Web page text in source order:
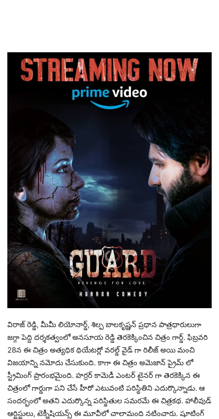
విరాజ్ రెడ్డి, మీమీ లియోనార్డ్, శిల్ప బాలకృష్ణన్ ప్రధాన పాత్రధారులుగా
జగ్గా పెద్ది దర్శకత్వంలో అనసూయ రెడ్డి తెరకెక్కించిన చిత్రం గార్డ్. ఫిబ్రవరి
28న ఈ చిత్రం అత్యధిక థియేటర్లో వరల్డ్ వైడ్ గా రిలీజ్ అయి మంచి
విజయాన్ని నమోదు చేసుకుంది. కాగా ఈ చిత్రం అమెజాన్ ప్రైమ్ లో
స్ట్రీమింగ్ ప్రారంభమైంది. హర్రర్ కామెడీ ఎంటర్ టైనర్ గా తెరకెక్కిన ఈ
చిత్రంలో గార్డుగా పని చేసే హీరో ఎటువంటి పరిస్థితిని ఎదుర్కొన్నాడు. ఆ
సందర్భంలో అతని ఎదుర్కొన్న పరిస్థితుల సమరమే ఈ చిత్రకథ. హాలీవుడ్
ఆర్టిస్టులు, టెక్నీషియన్స్ ఈ మూవీలో చాలామంది నటించారు. షూటింగ్